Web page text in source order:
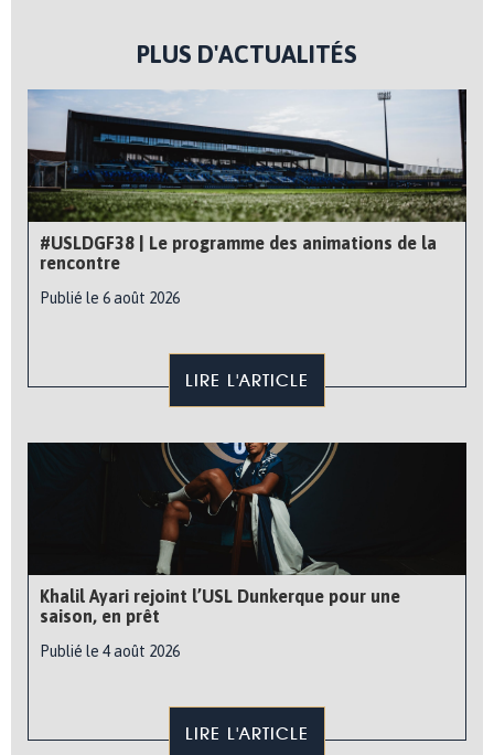
PLUS D'ACTUALITÉS
#USLDGF38 | Le programme des animations de la
rencontre
Publié le 6 août 2026
LIRE L'ARTICLE
Khalil Ayari rejoint l’USL Dunkerque pour une
saison, en prêt
Publié le 4 août 2026
LIRE L'ARTICLE